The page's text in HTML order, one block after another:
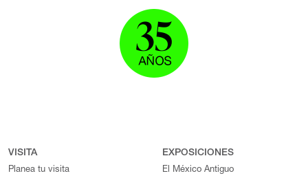
VISITA
Planea tu visita
EXPOSICIONES
El México Antiguo